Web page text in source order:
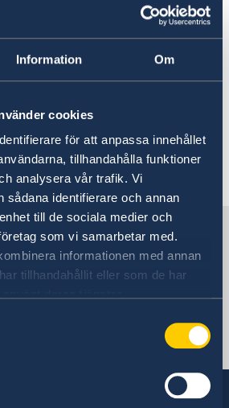
Information Om
cookies
för att anpassa innehållet
tillhandahålla funktioner
analysera vår trafik. Vi
sådana identifierare och annan
till de sociala medier och
som vi samarbetar med.
informationen med annan
tillhandahållit eller som de har
i Palau
katastrofer
säkerhet
i Palau
om hjälp
om hjälp
finns grundläggande
för alla länder och svar
hjälp till svenskar
utomlands - på regeringen.se